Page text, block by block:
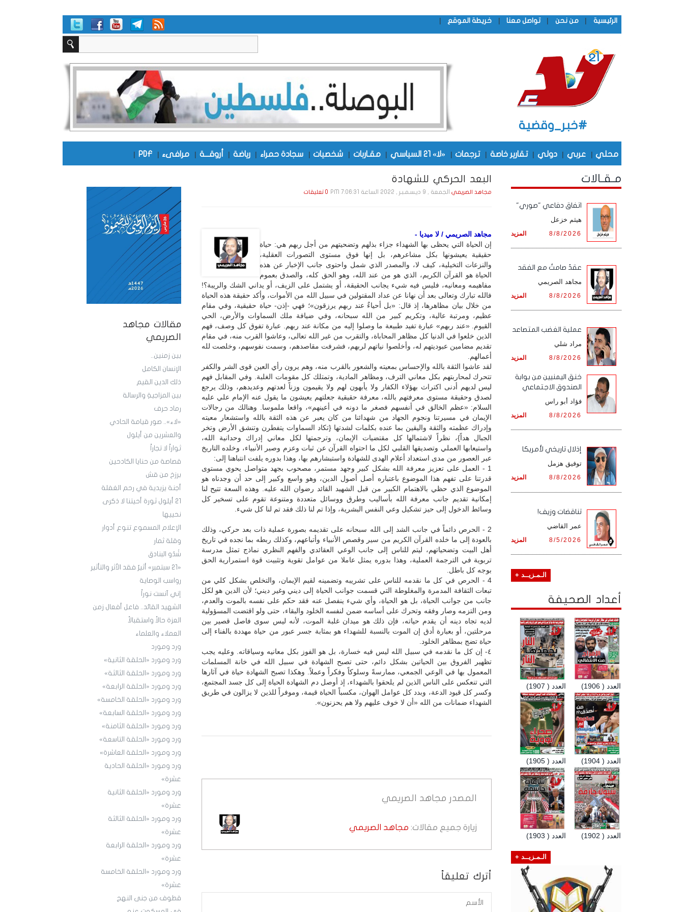
الرئيسية | من نحن | تواصل معنا | خريطة الموقع |
#خبر_وقضية
محلي | عربي | دولي | تقارير خاصة | ترجمات | «لا» 21 السياسي | مقـاربات | شخصيات | سجادة حمراء | رياضة | أروقـــة | مرافىء |
PDF
|
مقالات مجاهد
الصريمي
بين زمنين..
الإنسان الكامل
ذلك الدين القيم
بين المزاجيةِ والرسالة
رماد حرف
«لاء».. صور قيامة الحادي
والعشرين من أيلول
ثواراً لا تجاراً
قصاصة من حنايا الكادحين
برزخ من قش
أجنة يزيدية في رحم الغفلة
21 أيلول ثورة أحيتنا لا ذكرى
نحييها
الإعلام المسموع تنوع أدوار
وقلة ثمار
شَدْو البنادق
«21 سبتمبر» أثيرٌ فقد الأثر والتأثير
رواسب الوصاية
إني آنست نوراً
الشهيد القائد.. فاعل أفعال زمن
العزة حالاً واستقبالاً
العملاء والعلماء
ورد ومورد
ورد ومورد «الحلقة الثانية»
ورد ومورد «الحلقة الثالثة»
ورد ومورد «الحلقة الرابعة»
ورد ومورد «الحلقة الخامسة»
ورد ومورد «الحلقة السابعة»
ورد ومورد «الحلقة الثامنة»
ورد ومورد «الحلقة التاسعة»
ورد ومورد «الحلقة العاشرة»
ورد ومورد «الحلقة الحادية
عشرة»
ورد ومورد «الحلقة الثانية
عشرة»
ورد ومورد «الحلقة الثالثة
عشرة»
ورد ومورد «الحلقة الرابعة
عشرة»
ورد ومورد «الحلقة الخامسة
عشرة»
قطوف من جنى النهج
البعد الحركي للشهادة
مجاهد الصريميالجمعة , 9 ديـسـمـبـر , 2022 الساعة 7:06:31 PM 0 تعليقات
مجاهد الصريمي / لا ميديا -
إن الحياة التي يحظى بها الشهداء جزاء بذلهم وتضحيتهم من أجل ربهم هي: حياة
حقيقية يعيشونها بكل مشاعرهم، بل إنها فوق مستوى التصورات العقلية،
والنزعات التخيلية، كيف لا، والمصدر الذي شمل واحتوى جانب الإخبار عن هذه
الحياة هو القرآن الكريم، الذي هو من عند الله، وهو الحق كله، والصدق بعموم
مفاهيمه ومعانيه، فليس فيه شيء يجانب الحقيقة، أو يشتمل على الزيف، أو يداني الشك والريبة؟!
فالله تبارك وتعالى بعد أن نهانا عن عداد المقتولين في سبيل الله من الأموات، وأكد حقيقة هذه الحياة
من خلال بيان مظاهرها، إذ قال: «بل أحياءٌ عند ربهم يرزقون»؛ فهي -إذن- حياة حقيقية، وفي مقام
عظيم، ومرتبة عالية، وتكريم كبير من الله سبحانه، وفي ضيافة ملك السماوات والأرض، الحي
القيوم. «عند ربهم» عبارة تفيد طبيعة ما وصلوا إليه من مكانة عند ربهم. عبارة تفوق كل وصف، فهم
الذين خلعوا في الدنيا كل مظاهر المحاباة، والتقرب من غير الله تعالى، وعاشوا القرب منه، في مقام
تقديم مضامين عبوديتهم له، وأخلصوا نياتهم لربهم، فشرفت مقاصدهم، وسمت نفوسهم، وخلصت لله
أعمالهم.
لقد عاشوا الثقة بالله والإحساس بمعيته والشعور بالقرب منه، وهم يرون رأي العين قوى الشر والكفر
تتحرك لمحاربتهم بكل معاني الترف، ومظاهر المادية، وتمتلك كل مقومات الغلبة. وفي المقابل فهم
ليس لديهم أدنى اكتراث بهؤلاء الكفار ولا يأبهون لهم ولا يقيمون وزناً لعدتهم وعديدهم، وذلك يرجع
لصدق وحقيقة مستوى معرفتهم بالله، معرفة حقيقية جعلتهم يعيشون ما يقول عنه الإمام علي عليه
السلام: «عظم الخالق في أنفسهم فصغر ما دونه في أعينهم»، واقعا ملموسا. وهنالك من رجالات
الإيمان في مسيرتنا ونجوم الجهاد من شهدائنا من كان يعبر عن هذه الثقة بالله واستشعار معيته
وإدراك عظمته والثقة واليقين بما عنده بكلمات لشدتها {تكاد السماوات يتفطرن وتنشق الأرض وتخر
الجبال هداً}، نظراً لاشتمالها كل مقتضيات الإيمان، وترجمتها لكل معاني إدراك وحدانية الله،
واستيعابها العملي وتصديقها القلبي لكل ما احتواه القرآن عن ثبات وعزم وصبر الأنبياء، وخلده التاريخ
عبر العصور من مدى استعداد أعلام الهدى للشهادة واستبشارهم بها، وهذا بدوره يلفت انتباهنا إلى:
1 - العمل على تعزيز معرفة الله بشكل كبير وجهد مستمر، مصحوب بجهد متواصل يحوي مستوى
قدرتنا على تفهم هذا الموضوع باعتباره أصل أصول الدين، وهو واسع وكبير إلى حد أن وجدناه هو
الموضوع الذي حظي بالاهتمام الكبير من قبل الشهيد القائد رضوان الله عليه. وهذه السعة تتيح لنا
إمكانية تقديم جانب معرفة الله بأساليب وطرق ووسائل متعددة ومتنوعة تقوم على تسخير كل
وسائط الدخول إلى حيز تشكيل وعي النفس البشرية، وإذا تم لنا ذلك فقد تم لنا كل شيء.
2 - الحرص دائماً في جانب الشد إلى الله سبحانه على تقديمه بصورة عملية ذات بعد حركي، وذلك
بالعودة إلى ما خلده القرآن الكريم من سير وقصص الأنبياء وأتباعهم، وكذلك ربطه بما نجده في تاريخ
أهل البيت وتضحياتهم، ليتم للناس إلى جانب الوعي العقائدي والفهم النظري نماذج تمثل مدرسة
تربوية في الترجمة العملية، وهذا بدوره يمثل عاملا من عوامل تقوية وتثبيت قوة استمرارية الحق
بوجه كل باطل.
4 - الحرص في كل ما نقدمه للناس على تشريبه وتضمينه لقيم الإيمان، والتخلص بشكل كلي من
تبعات الثقافة المدمرة والمغلوطة التي قسمت جوانب الحياة إلى ديني وغير ديني؛ لأن الدين هو لكل
جانب من جوانب الحياة، بل هو الحياة، وأي شيء ينفصل عنه فقد حكم على نفسه بالموت والعدم،
ومن التزمه وصار وفقه وتحرك على أساسه ضمن لنفسه الخلود والبقاء، حتى ولو اقتضت المسؤولية
لديه تجاه دينه أن يقدم حياته، فإن ذلك هو ميدان غلبة الموت، لأنه ليس سوى فاصل قصير بين
مرحلتين، أو بعبارة أدق إن الموت بالنسبة للشهداء هو بمثابة جسر عبور من حياة مهددة بالفناء إلى
حياة تضج بمظاهر الخلود.
٤- إن كل ما نقدمه في سبيل الله ليس فيه خسارة، بل هو الفوز بكل معانيه وسياقاته. وعليه يجب
تظهير الفروق بين الحياتين بشكل دائم، حتى تصبح الشهادة في سبيل الله في خانة المسلمات
المعمول بها في الوعي الجمعي، ممارسةً وسلوكاً وفكراً وعملاً. وهكذا تصبح الشهادة حياة في آثارها
التي تنعكس على الناس الذين لم يلحقوا بالشهداء، إذ أوصل دم الشهادة الحياة إلى كل جسد المجتمع،
وكسر كل قيود الدعة، وبدد كل عوامل الهوان، مكسباً الحياة قيمة، وموفراً للذين لا يزالون في طريق
الشهداء ضمانات من الله «أن لا خوف عليهم ولا هم يحزنون».
المصدر مجاهد الصريمي
زيارة جميع مقالات: مجاهد الصريمي
أترك تعليقاً
مـقـالات
اتفاق دفاعي "صوري"
هيثم خزعل
المزيد 8/8/2026
عقدٌ صامتٌ مع الفقد
مجاهد الصريمي
المزيد 8/8/2026
‏عملية الغضب المتصاعد
مراد شلي
المزيد 8/8/2026
خنق اليمنيين من بوابة
الصندوق الاجتماعي
فؤاد أبو راس
المزيد 8/8/2026
إذلال تاريخي لأمريكا
توفيق هزمل
المزيد 8/8/2026
تناقضات وزيف!
عمر القاضي
المزيد 8/5/2026
الـمـزيــد +
أعداد الصحيفة
العدد ( 1907) العدد ( 1906)
العدد ( 1905) العدد ( 1904)
العدد ( 1903) العدد ( 1902)
الـمـزيــد +